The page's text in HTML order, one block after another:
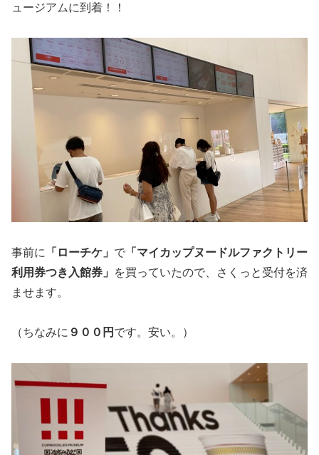
ュージアムに到着！！
事前に 「ローチケ」 で 「マイカップヌードルファクトリー
利用券つき入館券」
を買っていたので、さくっと受付を済
ませます。
（ちなみに ９００円 です。安い。）